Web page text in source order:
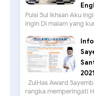
Puisi Sul Ikhsan Aku
ingin Di malam yang
ZulHas Award
rangka memperingati